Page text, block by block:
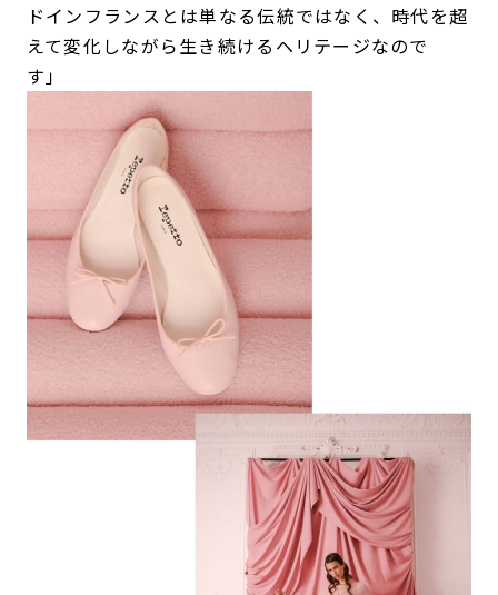
ドインフランスとは単なる伝統ではなく、時代を超
えて変化しながら生き続けるヘリテージなので
す」